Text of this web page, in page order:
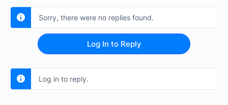
Sorry, there were no replies found.
Log In to Reply
Log in to reply.